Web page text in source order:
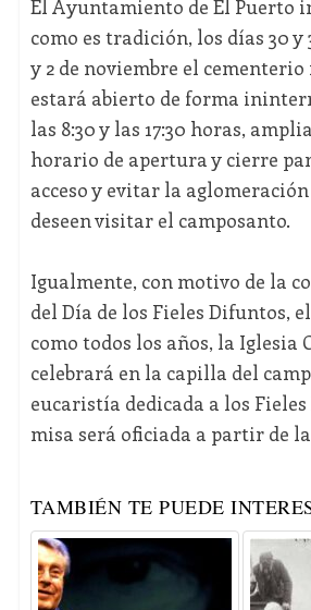
El Ayuntamiento de El Puerto
como es tradición, los días 30 y
y 2 de noviembre el
estará abierto de forma
las 8:30 y las 17:30 horas,
horario de apertura y cierre
acceso y evitar la
deseen visitar el camposanto.
Igualmente, con motivo de la
del Día de los Fieles Difuntos,
como todos los años, la Iglesia
celebrará en la capilla del
eucaristía dedicada a los
misa será oficiada a partir de
TAMBIÉN TE PUEDE